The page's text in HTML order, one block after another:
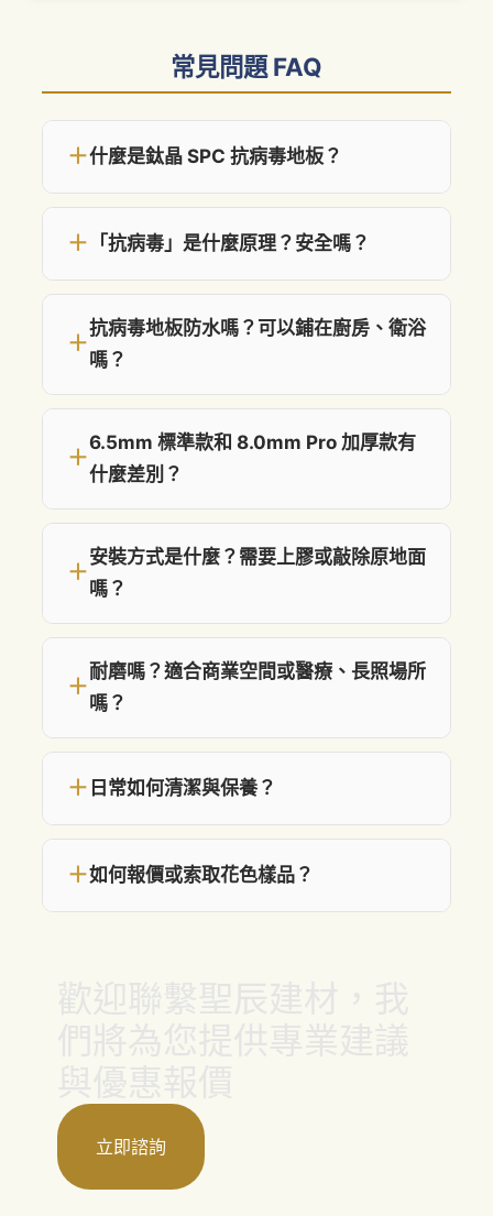
常見問題 FAQ
＋什麼是鈦晶 SPC 抗病毒地板？
＋ 「抗病毒」是什麼原理？安全嗎？
＋
抗病毒地板防水嗎？可以鋪在廚房、衛浴
嗎？
＋
6.5mm 標準款和 8.0mm Pro 加厚款有
什麼差別？
＋
安裝方式是什麼？需要上膠或敲除原地面
嗎？
＋
耐磨嗎？適合商業空間或醫療、長照場所
嗎？
＋ 日常如何清潔與保養？
＋如何報價或索取花色樣品？
立即諮詢